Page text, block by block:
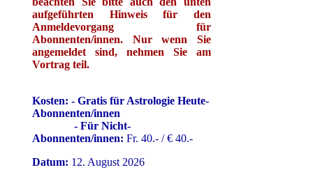
aufgeführten Hinweis für den
Anmeldevorgang für
Abonnenten/innen. Nur wenn Sie
angemeldet sind, nehmen Sie am
Vortrag teil.
Kosten: - Gratis für Astrologie Heute-
Abonnenten/innen
- Für Nicht-
Abonnenten/innen: Fr. 40.- / € 40.-
Datum: 12. August 2026